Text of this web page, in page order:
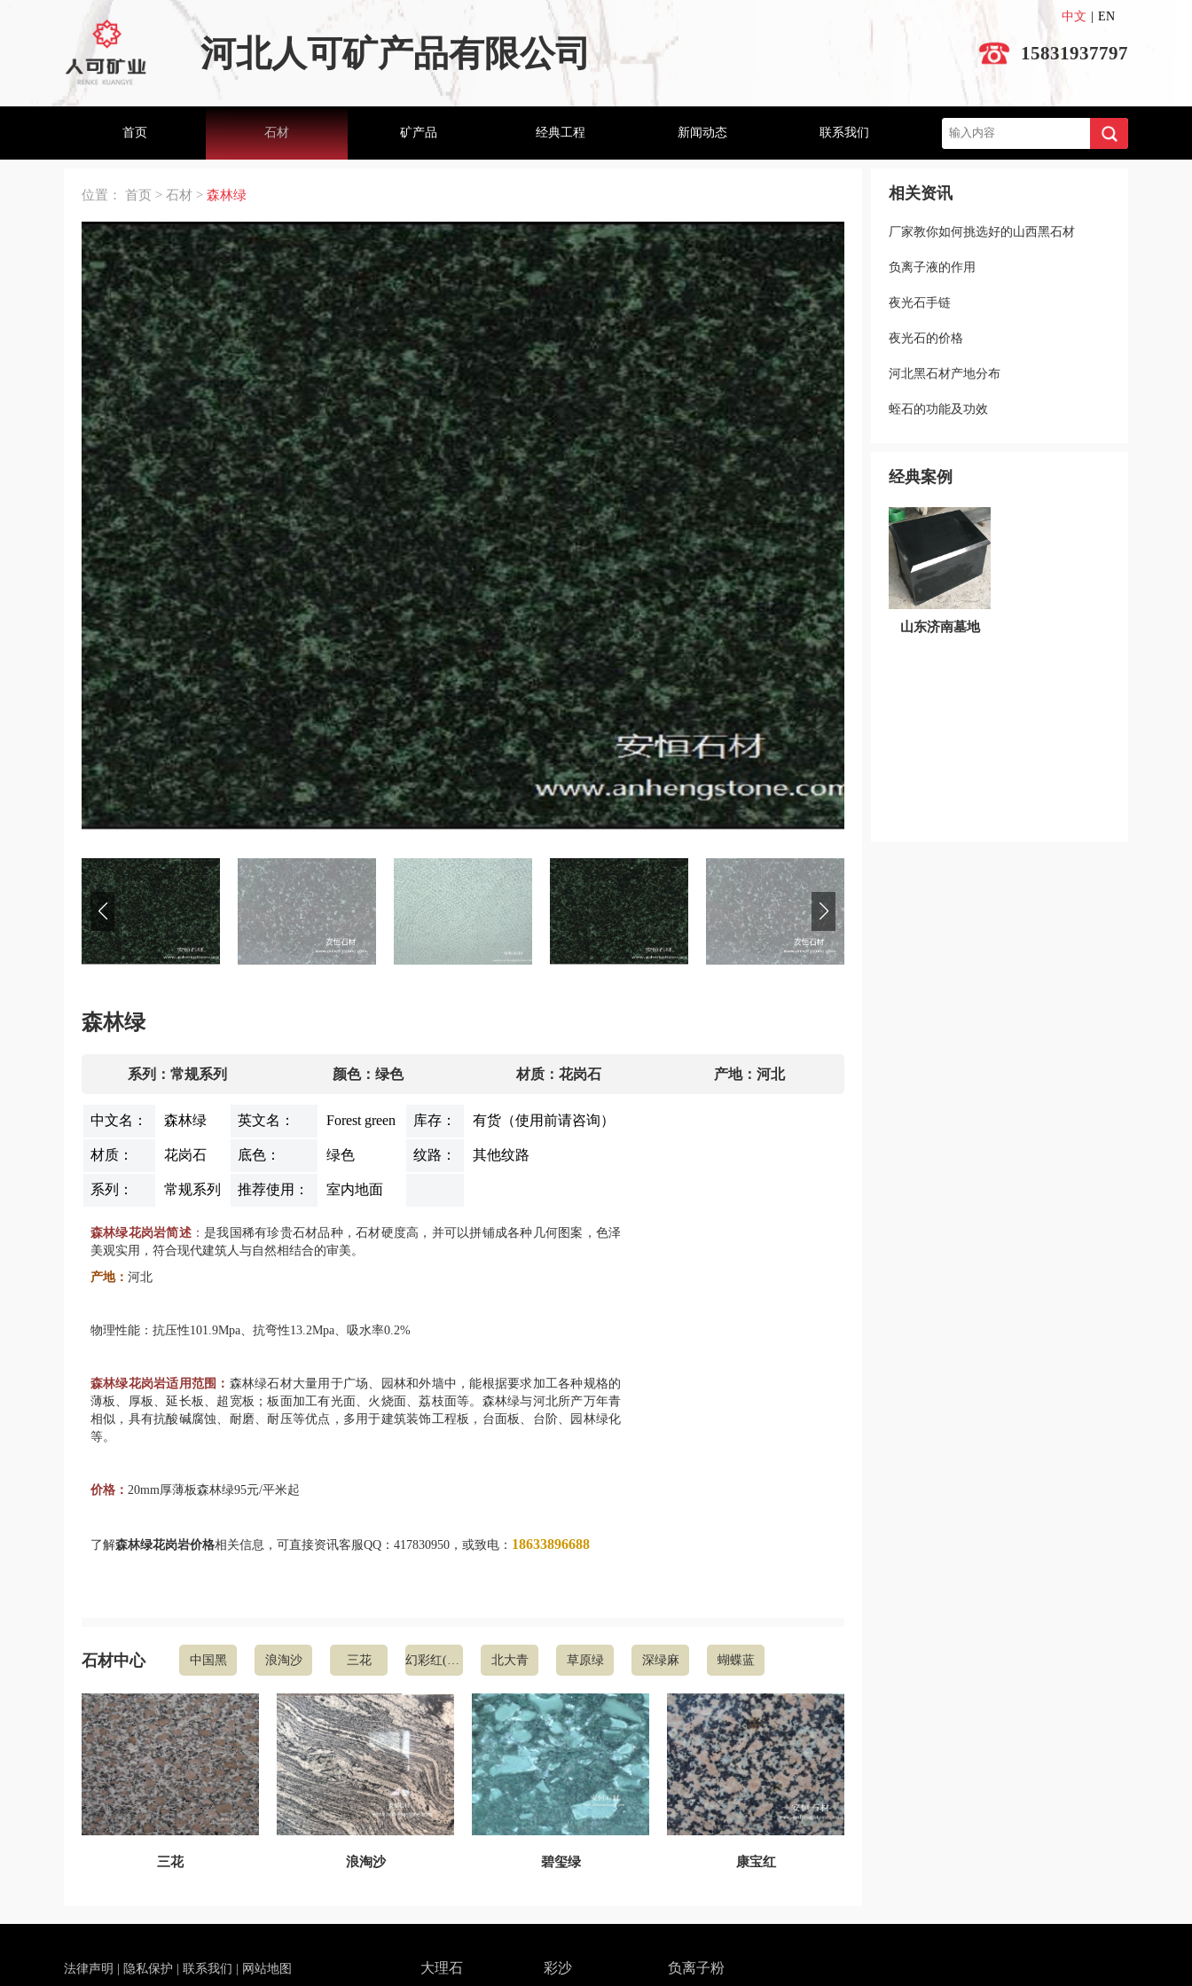
河北人可矿产品有限公司 15831937797
中文 EN
首页 石材 矿产品 经典工程 新闻动态 联系我们
位置： 首页 > 石材 > 森林绿
森林绿
系列：常规系列 颜色：绿色 材质：花岗石 产地：河北
中文名： 森林绿 英文名： Forest green 库存： 有货（使用前请咨询）
材质： 花岗石 底色： 绿色 纹路： 其他纹路
系列： 常规系列 推荐使用： 室内地面
森林绿花岗岩简述：是我国稀有珍贵石材品种，石材硬度高，并可以拼铺成各种几何图案，色泽
美观实用，符合现代建筑人与自然相结合的审美。
产地： 河北
物理性能：抗压性101.9Mpa、抗弯性13.2Mpa、吸水率0.2%
森林绿花岗岩适用范围： 森林绿石材大量用于广场、园林和外墙中，能根据要求加工各种规格的
薄板、厚板、延长板、超宽板；板面加工有光面、火烧面、荔枝面等。森林绿与河北所产万年青
相似，具有抗酸碱腐蚀、耐磨、耐压等优点，多用于建筑装饰工程板，台面板、台阶、园林绿化
等。
价格： 20mm厚薄板森林绿95元/平米起
了解森林绿花岗岩价格相关信息，可直接资讯客服QQ：417830950 ，或致电： 18633896688
石材中心 中国黑 浪淘沙 三花 幻彩红(国产花岗石) 北大青 草原绿 深绿麻 蝴蝶蓝
三花 浪淘沙 碧玺绿 康宝红
相关资讯
厂家教你如何挑选好的山西黑石材
负离子液的作用
夜光石手链
夜光石的价格
河北黑石材产地分布
蛭石的功能及功效
经典案例
山东济南墓地
法律声明 隐私保护 联系我们 网站地图 大理石 彩沙 负离子粉